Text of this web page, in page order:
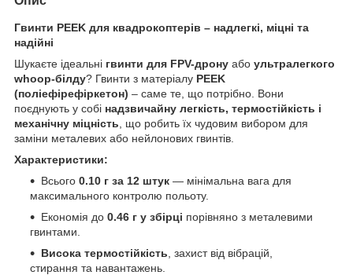
Гвинти PEEK для квадрокоптерів – надлегкі, міцні та
надійні
Шукаєте ідеальні гвинти для FPV-дрону або ультралегкого
whoop-білду? Гвинти з матеріалу PEEK
(поліефірефіркетон) – саме те, що потрібно. Вони
поєднують у собі надзвичайну легкість, термостійкість і
механічну міцність , що робить їх чудовим вибором для
заміни металевих або нейлонових гвинтів.
Характеристики:
Всього 0.10 г за 12 штук — мінімальна вага для
максимального контролю польоту.
Економія до 0.46 г у збірці порівняно з металевими
гвинтами.
Висока термостійкість , захист від вібрацій,
стирання та навантажень.